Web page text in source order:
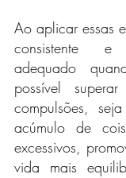
Ao aplicar essas
consistente
adequado
possível
compulsões,
acúmulo de
excessivos,
vida mais